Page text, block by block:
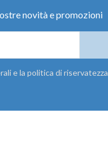
novità e promozioni
e la politica di riservatezza